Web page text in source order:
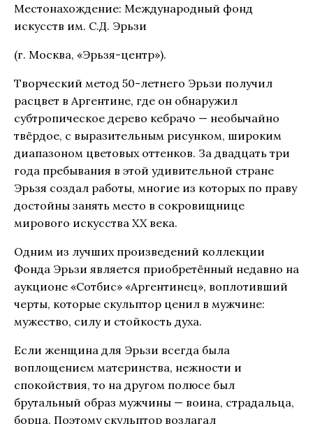
Местонахождение: Международный фонд
искусств им. С.Д. Эрьзи
(г. Москва, «Эрьзя-центр»).
Творческий метод 50-летнего Эрьзи получил
расцвет в Аргентине, где он обнаружил
субтропическое дерево кебрачо — необычайно
твёрдое, с выразительным рисунком, широким
диапазоном цветовых оттенков. За двадцать три
года пребывания в этой удивительной стране
Эрьзя создал работы, многие из которых по праву
достойны занять место в сокровищнице
мирового искусства XX века.
Одним из лучших произведений коллекции
Фонда Эрьзи является приобретённый недавно на
аукционе «Сотбис» «Аргентинец», воплотивший
черты, которые скульптор ценил в мужчине:
мужество, силу и стойкость духа.
Если женщина для Эрьзи всегда была
воплощением материнства, нежности и
спокойствия, то на другом полюсе был
брутальный образ мужчины — воина, страдальца,
борца. Поэтому скульптор возлагал